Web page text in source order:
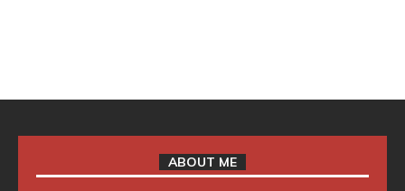
ABOUT ME